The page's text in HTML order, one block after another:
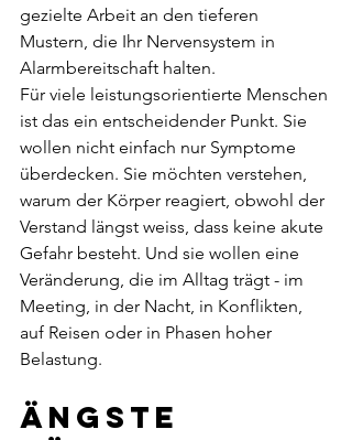
gezielte Arbeit an den tieferen
Mustern, die Ihr Nervensystem in
Alarmbereitschaft halten.
Für viele leistungsorientierte Menschen
ist das ein entscheidender Punkt. Sie
wollen nicht einfach nur Symptome
überdecken. Sie möchten verstehen,
warum der Körper reagiert, obwohl der
Verstand längst weiss, dass keine akute
Gefahr besteht. Und sie wollen eine
Veränderung, die im Alltag trägt - im
Meeting, in der Nacht, in Konflikten,
auf Reisen oder in Phasen hoher
Belastung.
Ängste